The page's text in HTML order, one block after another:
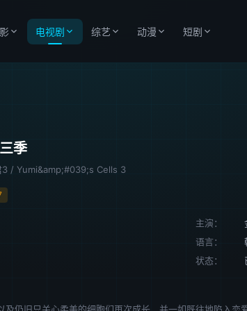
电视剧 综艺 动漫 短剧
季
3 / Yumi&amp;#039;s Cells 3
主演：
语言：
状态：